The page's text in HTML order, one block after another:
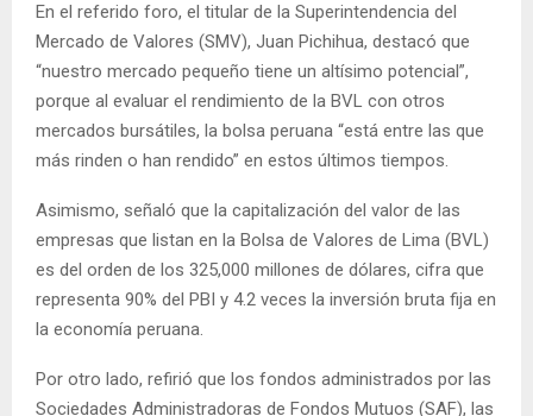
En el referido foro, el titular de la Superintendencia del
Mercado de Valores (SMV), Juan Pichihua, destacó que
“nuestro mercado pequeño tiene un altísimo potencial”,
porque al evaluar el rendimiento de la BVL con otros
mercados bursátiles, la bolsa peruana “está entre las que
más rinden o han rendido” en estos últimos tiempos.
Asimismo, señaló que la capitalización del valor de las
empresas que listan en la Bolsa de Valores de Lima (BVL)
es del orden de los 325,000 millones de dólares, cifra que
representa 90% del PBI y 4.2 veces la inversión bruta fija en
la economía peruana.
Por otro lado, refirió que los fondos administrados por las
Sociedades Administradoras de Fondos Mutuos (SAF), las